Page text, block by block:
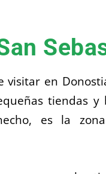
en
tiendas
es la